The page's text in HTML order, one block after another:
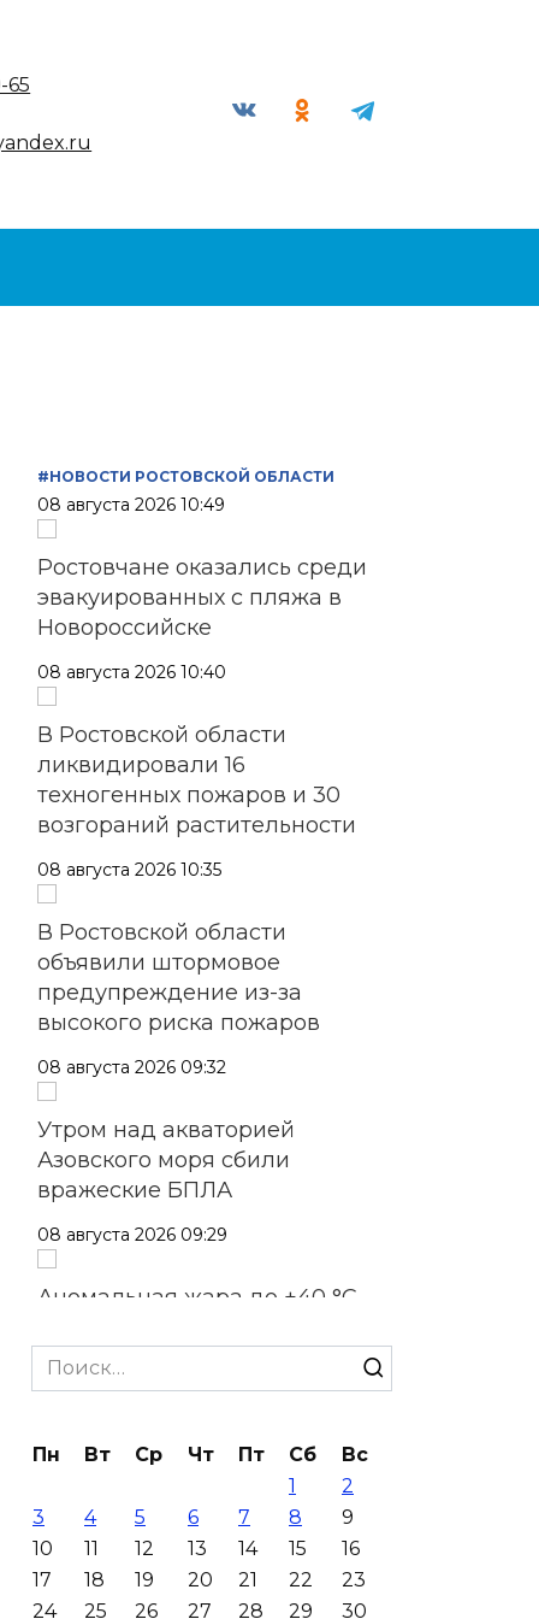
65
#НОВОСТИ РОСТОВСКОЙ ОБЛАСТИ
08 августа 2026 10:49
Ростовчане оказались среди
эвакуированных с пляжа в
Новороссийске
08 августа 2026 10:40
В Ростовской области
ликвидировали 16
техногенных пожаров и 30
возгораний растительности
08 августа 2026 10:35
В Ростовской области
объявили штормовое
предупреждение из-за
высокого риска пожаров
08 августа 2026 09:32
Утром над акваторией
Азовского моря сбили
вражеские БПЛА
08 августа 2026 09:29
Аномальная жара до +40 °C
августа
Ночью дежурными силами
уничтожены 397 украинских
беспилотников
08 августа 2026 09:19
Search
for:
Пн Вт Ср Чт Пт Сб
Вс
1
2
3
4 5 6 7 8
9
10
11 12 13 14 15
16
17
18 19 20 21 22
23
24
25 26 27 28 29
30